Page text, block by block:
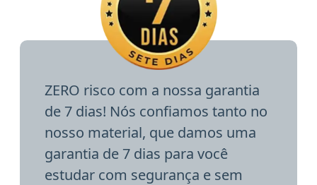
ZERO risco com a nossa garantia
de 7 dias! Nós confiamos tanto no
nosso material, que damos uma
garantia de 7 dias para você
estudar com segurança e sem